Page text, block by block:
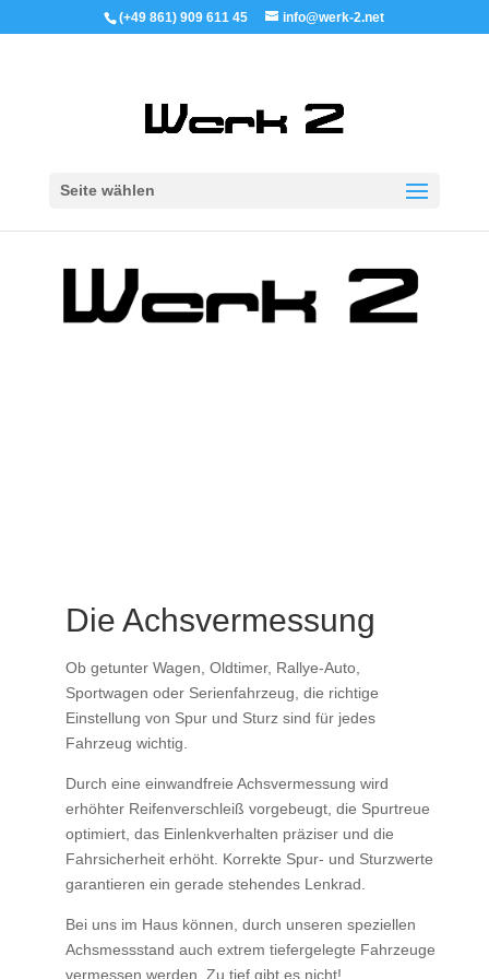
(+49 861) 909 611 45 info@werk-2.net
Seite wählen
Die Achsvermessung
Ob getunter Wagen, Oldtimer, Rallye-Auto,
Sportwagen oder Serienfahrzeug, die richtige
Einstellung von Spur und Sturz sind für jedes
Fahrzeug wichtig.
Durch eine einwandfreie Achsvermessung wird
erhöhter Reifenverschleiß vorgebeugt, die Spurtreue
optimiert, das Einlenkverhalten präziser und die
Fahrsicherheit erhöht. Korrekte Spur- und Sturzwerte
garantieren ein gerade stehendes Lenkrad.
Bei uns im Haus können, durch unseren speziellen
Achsmessstand auch extrem tiefergelegte Fahrzeuge
vermessen werden. Zu tief gibt es nicht!